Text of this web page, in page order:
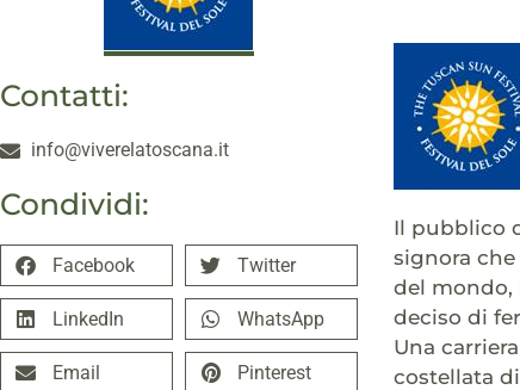
Contatti:
info@viverelatoscana.it
Condividi:
Facebook Twitter
LinkedIn WhatsApp
Email Pinterest
Il pubblico
signora che
del mondo,
deciso di
Una
costellata